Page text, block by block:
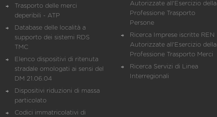
Trasporto delle merci
deperibili - ATP
Database delle località a
supporto dei sistemi RDS
TMC
Elenco dispositivi di ritenuta
stradale omologati ai sensi del
DM 21.06.04
Dispositivi riduzioni di massa
particolato
Codici immatricolativi di
Autorizzate all'Esercizio della
Professione Trasporto
Persone
Ricerca Imprese iscritte REN
Autorizzate all'Esercizio della
Professione Trasporto Merci
Ricerca Servizi di Linea
Interregionali